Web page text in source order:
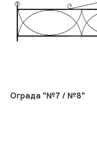
Ограда "№7 / №8"